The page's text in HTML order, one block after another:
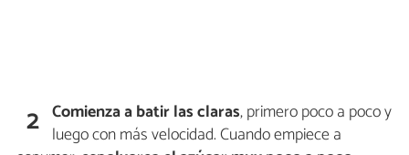
2 Comienza a batir las claras, primero poco a poco y
luego con más velocidad. Cuando empiece a